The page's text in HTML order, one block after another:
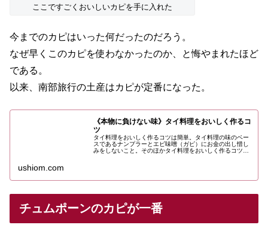
ここですごくおいしいカピを手に入れた
今までのカピはいった何だったのだろう。
なぜ早くこのカピを使わなかったのか、と悔やまれたほど
である。
以来、南部旅行の土産はカピが定番になった。
《本物に負けない味》タイ料理をおいしく作るコ
ツ
タイ料理をおいしく作るコツは簡単。タイ料理の味のベー
スであるナンプラーとエビ味噌（ガピ）にお金の出し惜し
みをしないこと。そのほかタイ料理をおいしく作るコツに
ushiom.com
チュムポーンのカピが一番